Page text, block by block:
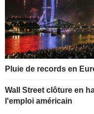
Pluie de records en
Wall Street clôture en
l'emploi américain